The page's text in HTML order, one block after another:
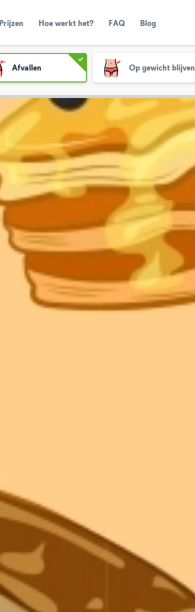
Prijzen Hoe werkt het? FAQ Blog
Afvallen Op gewicht blijven